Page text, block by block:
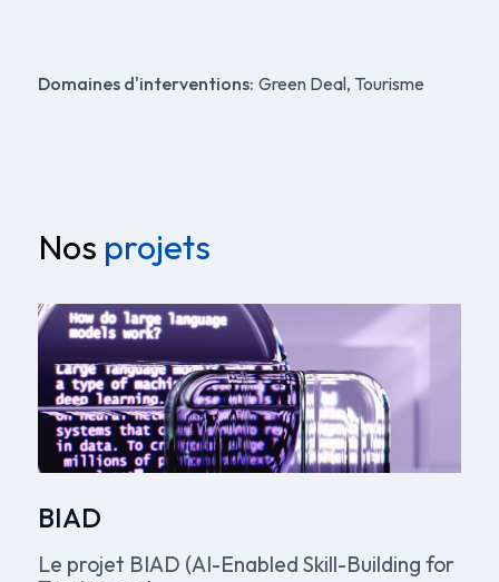
Domaines d'interventions: Green Deal, Tourisme
Nos projets
BIAD
Le projet BIAD (AI-Enabled Skill-Building for